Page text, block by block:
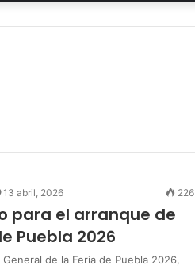
13 abril, 2026 226
para el arranque de
Puebla 2026
de la Feria de Puebla 2026,